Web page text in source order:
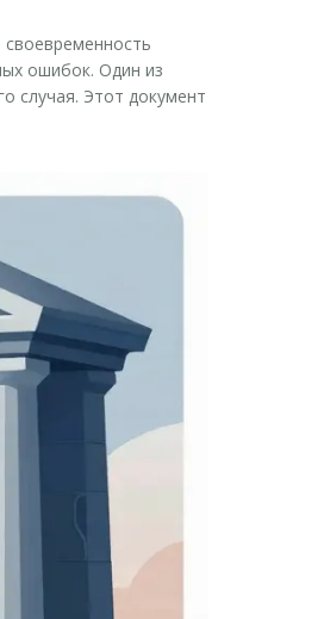
ошибок. Один из
случая. Этот документ